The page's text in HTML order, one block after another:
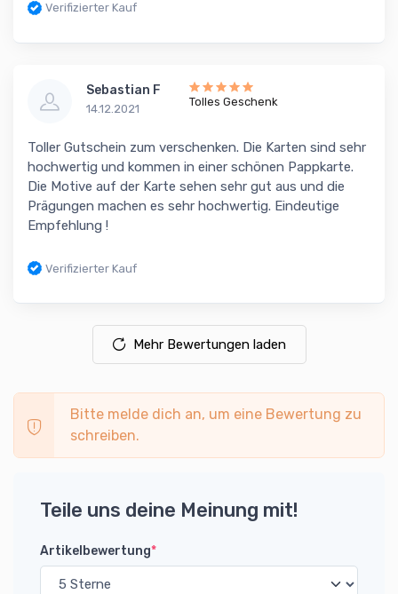
Verifizierter Kauf
Sebastian F
14.12.2021
Tolles Geschenk
Toller Gutschein zum verschenken. Die Karten sind sehr
hochwertig und kommen in einer schönen Pappkarte.
Die Motive auf der Karte sehen sehr gut aus und die
Prägungen machen es sehr hochwertig. Eindeutige
Empfehlung !
Verifizierter Kauf
Mehr Bewertungen laden
Bitte melde dich an, um eine Bewertung zu
schreiben.
Teile uns deine Meinung mit!
Artikelbewertung*